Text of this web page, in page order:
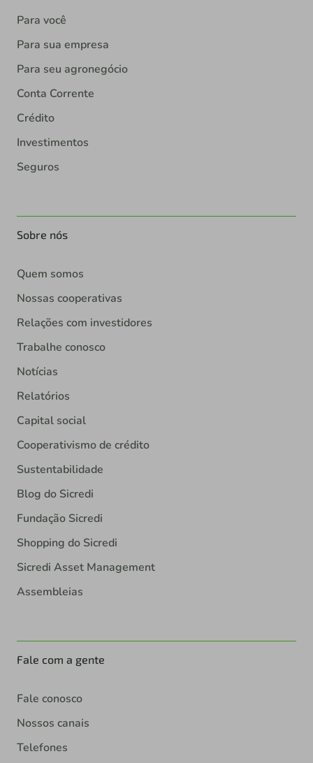
Para você
Para sua empresa
Para seu agronegócio
Conta Corrente
Crédito
Investimentos
Seguros
Sobre nós
Quem somos
Nossas cooperativas
Relações com investidores
Trabalhe conosco
Notícias
Relatórios
Capital social
Cooperativismo de crédito
Sustentabilidade
Blog do Sicredi
Fundação Sicredi
Shopping do Sicredi
Sicredi Asset Management
Assembleias
Fale com a gente
Fale conosco
Nossos canais
Telefones